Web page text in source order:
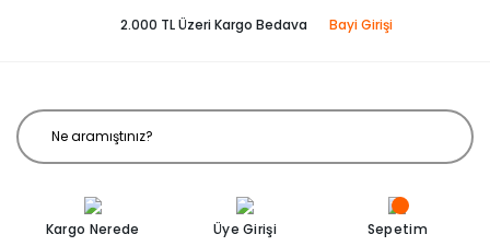
2.000 TL Üzeri Kargo Bedava Bayi Girişi
Kargo Nerede Üye Girişi Sepetim